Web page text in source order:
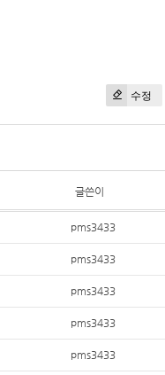
수정
글쓴이
pms3433
pms3433
pms3433
pms3433
pms3433